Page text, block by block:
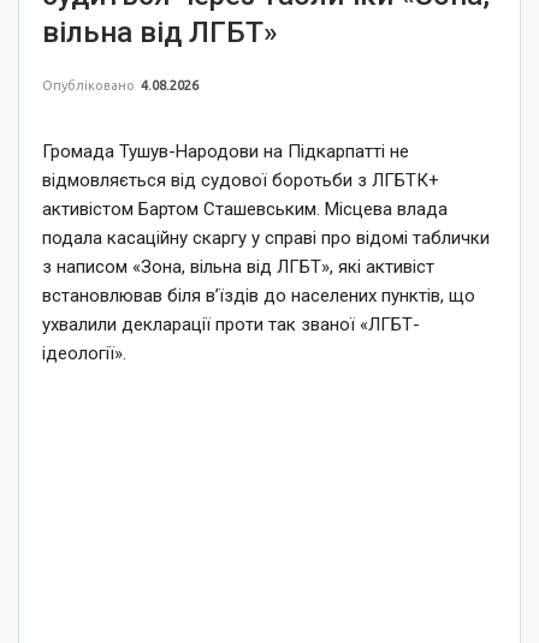
вільна від ЛГБТ»
Опубліковано 4.08.2026
Громада Тушув-Народови на Підкарпатті не
відмовляється від судової боротьби з ЛГБТК+
активістом Бартом Сташевським. Місцева влада
подала касаційну скаргу у справі про відомі таблички
з написом «Зона, вільна від ЛГБТ», які активіст
встановлював біля в’їздів до населених пунктів, що
ухвалили декларації проти так званої «ЛГБТ-
ідеології».